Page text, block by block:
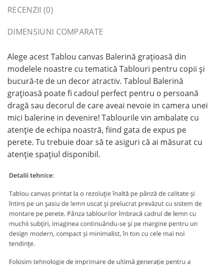
RECENZII (0)
DIMENSIUNI COMPARATE
Alege acest Tablou canvas Balerină grațioasă din
modelele noastre cu tematică Tablouri pentru copii și
bucură-te de un decor atractiv. Tabloul Balerină
grațioasă poate fi cadoul perfect pentru o persoană
dragă sau decorul de care aveai nevoie in camera unei
mici balerine in devenire! Tablourile vin ambalate cu
atenție de echipa noastră, fiind gata de expus pe
perete. Tu trebuie doar să te asiguri că ai măsurat cu
atenție spațiul disponibil.